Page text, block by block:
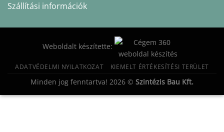
Szállítási információk
Weboldalt készítette:
ADATVÉDELMI NYILATKOZAT KIEMELT ÉRTÉKESÍTÉSI TERÜLET
Minden jog fenntartva! 2026 © Szintézis Bau Kft.